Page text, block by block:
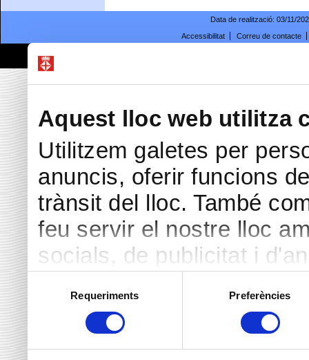
Aquest lloc web utilitza
Utilitzem galetes per
anuncis, oferir funcions
trànsit del lloc. També
feu servir el nostre lloc
socials, de publicitat i
hàgiu proporcionat o
heu fet dels seus serveis.
consentiment
Requeriments Preferències
Data de realització: 03/11/
Accessibilitat
Correu de contacte